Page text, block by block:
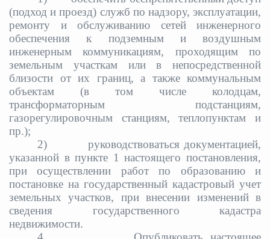
(подход и проезд) служб по надзору, эксплуатации,
ремонту и обслуживанию сетей инженерного
обеспечения к подземным и воздушным
инженерным коммуникациям, проходящим по
земельным участкам или в непосредственной
близости от их границ, а также коммунальным
объектам (в том числе колодцам,
трансформаторным подстанциям,
газорегулировочным станциям, теплопунктам и
пр.);
2)
руководствоваться документацией,
указанной в пункте 1 настоящего постановления,
при осуществлении работ по образованию и
постановке на государственный кадастровый учет
земельных участков, при внесении изменений в
сведения государственного кадастра
недвижимости.